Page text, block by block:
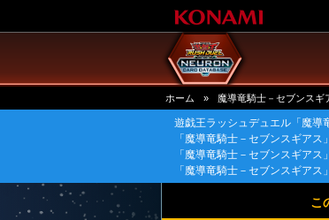
ホーム » 魔導竜騎士－セブンスギ
遊戯王ラッシュデュエル「魔導
「魔導竜騎士－セブンスギア
「魔導竜騎士－セブンスギア
「魔導竜騎士－セブンスギア
こ